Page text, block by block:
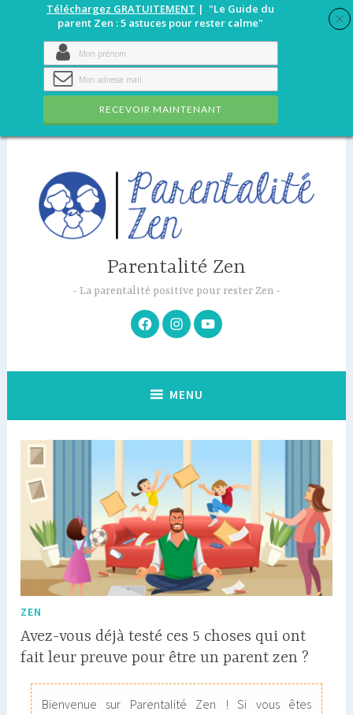
contenu
principal
Parentalité Zen
La parentalité positive pour rester Zen
Facebook
Instagram
Youtube
MENU
ZEN
Avez-vous déjà testé ces 5 choses qui ont
fait leur preuve pour être un parent zen ?
Bienvenue sur Parentalité Zen ! Si vous êtes
Téléchargez GRATUITEMENT | "Le Guide du
parent Zen : 5 astuces pour rester calme"
RECEVOIR MAINTENANT